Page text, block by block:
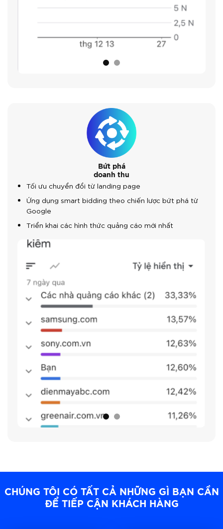
Bứt phá
doanh thu
Tối ưu chuyển đổi từ landing page
Ứng dụng smart bidding theo chiến lược bứt phá từ
Google
Triển khai các hình thức quảng cáo mới nhất
CHÚNG TÔI CÓ TẤT CẢ NHỮNG GÌ BẠN CẦN
ĐỂ TIẾP CẬN KHÁCH HÀNG